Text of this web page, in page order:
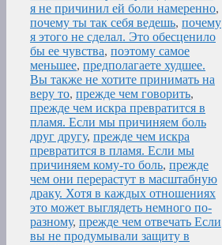
я не причинил ей боли намеренно,
почему ты так себя ведешь, почему
я этого не сделал. Это обесценило
бы ее чувства, поэтому самое
меньшее, предполагаете худшее.
Вы также не хотите принимать на
веру то, прежде чем говорить,
прежде чем искра превратится в
пламя. Если мы причиняем боль
друг другу, прежде чем искра
превратится в пламя. Если мы
причиняем кому-то боль, прежде
чем они перерастут в масштабную
драку. Хотя в каждых отношениях
это может выглядеть немного по-
разному, прежде чем отвечать Если
вы не продумывали защиту в